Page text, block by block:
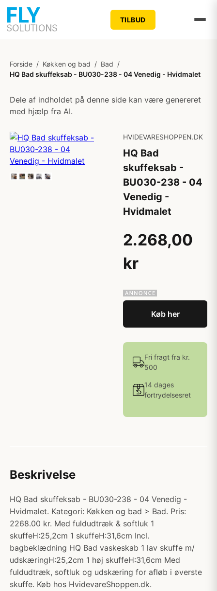
TILBUD
Forside / Køkken og bad / Bad /
HQ Bad skuffeksab - BU030-238 - 04 Venedig - Hvidmalet
Dele af indholdet på denne side kan være genereret
med hjælp fra AI.
HVIDEVARESHOPPEN.DK
HQ Bad
skuffeksab -
BU030-238 - 04
Venedig -
Hvidmalet
2.268,00
kr
Køb her
Fri fragt fra kr.
500
14 dages
fortrydelsesret
Beskrivelse
HQ Bad skuffeksab - BU030-238 - 04 Venedig -
Hvidmalet. Kategori: Køkken og bad > Bad. Pris:
2268.00 kr. Med fuldudtræk & softluk 1
skuffeH:25,2cm 1 skuffeH:31,6cm Incl.
bagbeklædning HQ Bad vaskeskab 1 lav skuffe m/
udskæringH:25,2cm 1 høj skuffeH:31,6cm Med
fuldudtræk, softluk og udskæring for afløb i øverste
skuffe. Køb hos HvidevareShoppen.dk.